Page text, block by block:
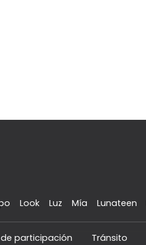
Look Luz Mía Lunateen
de participación Tránsito